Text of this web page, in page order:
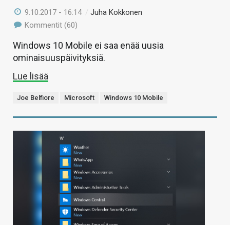
9.10.2017 - 16:14 /Juha Kokkonen
Kommentit (60)
Windows 10 Mobile ei saa enää uusia
ominaisuuspäivityksiä.
Lue lisää
Joe Belfiore Microsoft Windows 10 Mobile